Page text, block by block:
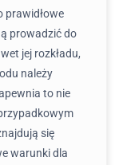
prawidłowe
prowadzić do
jej rozkładu,
należy
to nie
się
warunki dla